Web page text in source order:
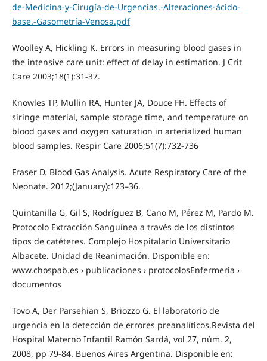
de-Medicina-y-Cirugía-de-Urgencias.-Alteraciones-ácido-
base.-Gasometría-Venosa.pdf
Woolley A, Hickling K. Errors in measuring blood gases in
the intensive care unit: effect of delay in estimation. J Crit
Care 2003;18(1):31-37.
Knowles TP, Mullin RA, Hunter JA, Douce FH. Effects of
siringe material, sample storage time, and temperature on
blood gases and oxygen saturation in arterialized human
blood samples. Respir Care 2006;51(7):732-736
Fraser D. Blood Gas Analysis. Acute Respiratory Care of the
Neonate. 2012;(January):123–36.
Quintanilla G, Gil S, Rodríguez B, Cano M, Pérez M, Pardo M.
Protocolo Extracción Sanguínea a través de los distintos
tipos de catéteres. Complejo Hospitalario Universitario
Albacete. Unidad de Reanimación. Disponible en:
www.chospab.es › publicaciones › protocolosEnfermeria ›
documentos
Tovo A, Der Parsehian S, Briozzo G. El laboratorio de
urgencia en la detección de errores preanalíticos.Revista del
Hospital Materno Infantil Ramón Sardá, vol 27, núm. 2,
2008, pp 79-84. Buenos Aires Argentina. Disponible en: